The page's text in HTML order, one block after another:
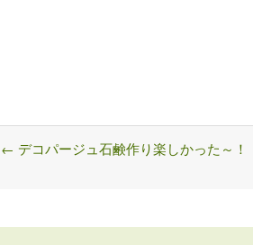
Post
← デコパージュ石鹸作り楽しかった～！